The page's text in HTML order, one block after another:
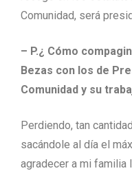
Comunidad, será
– P.¿ Cómo
Bezas con los de
Comunidad y su
Perdiendo, tan
sacándole al día el
agradecer a mi familia